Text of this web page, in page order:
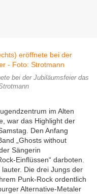
bei der Jubiläumsfeier das
im Alten
war das Highlight der
Den Anfang
„Ghosts without
Sängerin
Einflüssen“ darboten.
Die drei Jungs der
Punk-Rock ordentlich
Alternative-Metaler